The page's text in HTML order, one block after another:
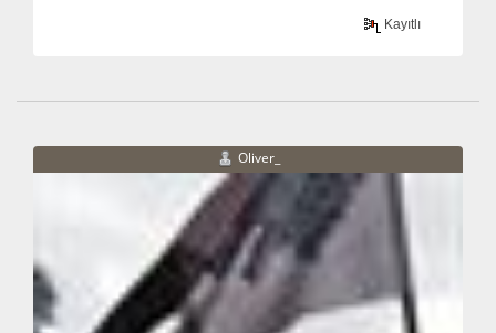
Kayıtlı
Oliver_